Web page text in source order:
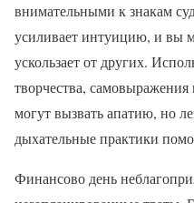
внимательными к знакам
усиливает интуицию, и вы
ускользает от других.
творчества,
могут вызвать апатию, но
дыхательные практики
Финансово день